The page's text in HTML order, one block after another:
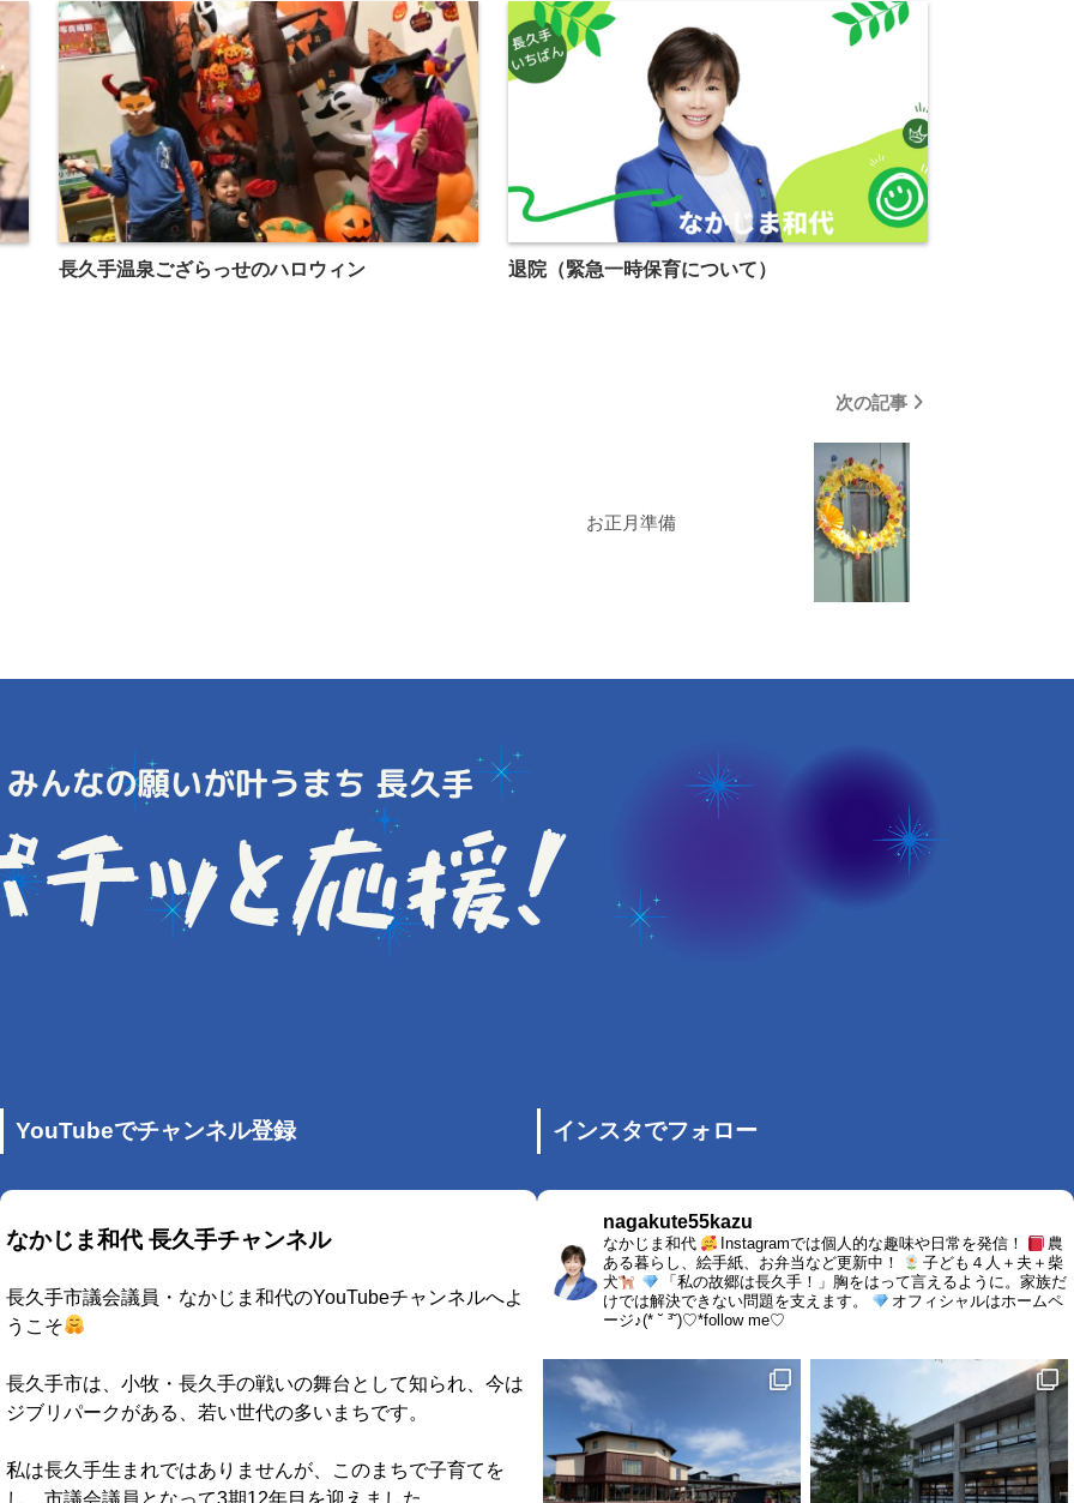
長久手温泉ござらっせのハロウィン 退院（緊急一時保育について）
次の記事
お正月準備
YouTubeでチャンネル登録
なかじま和代 長久手チャンネル
長久手市議会議員・なかじま和代のYouTubeチャンネルへよ
うこそ
長久手市は、小牧・長久手の戦いの舞台として知られ、今は
ジブリパークがある、若い世代の多いまちです。
私は長久手生まれではありませんが、このまちで子育てを
し、市議会議員となって3期12年目を迎えました。
インスタでフォロー
nagakute55kazu
なかじま和代 Instagramでは個人的な趣味や日常を発信！
農
ある暮らし、絵手紙、お弁当など更新中！
子ども４人＋夫＋柴
犬
「私の故郷は長久手！」胸をはって言えるように。家族だ
けでは解決できない問題を支えます。
オフィシャルはホームペ
ージ♪(* ˘ ³˘)♡*follow me♡